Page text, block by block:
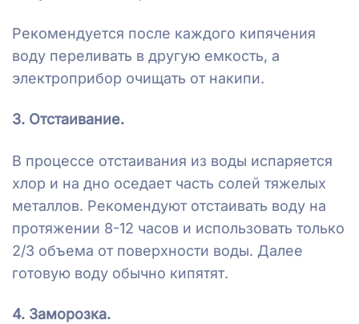
Рекомендуется после каждого кипячения
воду переливать в другую емкость, а
электроприбор очищать от накипи.
3. Отстаивание.
В процессе отстаивания из воды испаряется
хлор и на дно оседает часть солей тяжелых
металлов. Рекомендуют отстаивать воду на
протяжении 8-12 часов и использовать только
2/3 объема от поверхности воды. Далее
готовую воду обычно кипятят.
4. Заморозка.